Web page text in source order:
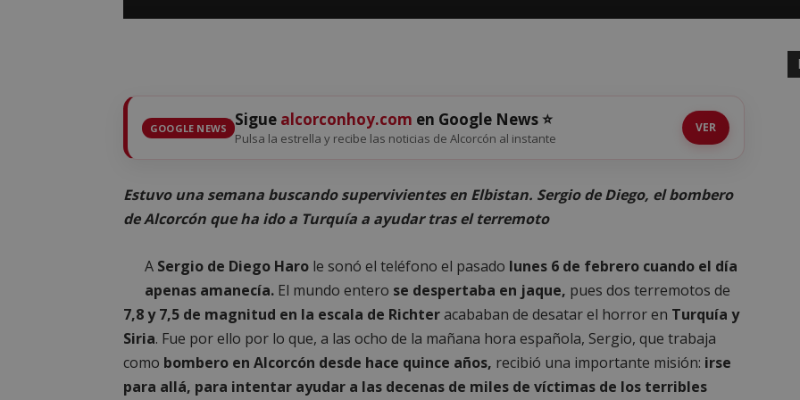
GOOGLE NEWS Sigue alcorconhoy.com en Google News ⭐
Pulsa la estrella y recibe las noticias de Alcorcón al instante
VER
Estuvo una semana buscando supervivientes en Elbistan. Sergio de Diego, el bombero
de Alcorcón que ha ido a Turquía a ayudar tras el terremoto
A Sergio de Diego Haro le sonó el teléfono el pasado lunes 6 de febrero cuando el día
apenas amanecía. El mundo entero se despertaba en jaque, pues dos terremotos de
7,8 y 7,5 de magnitud en la escala de Richteracababan de desatar el horror en Turquía y
Siria. Fue por ello por lo que, a las ocho de la mañana hora española, Sergio, que trabaja
como bombero en Alcorcón desde hace quince años, recibió una importante misión: irse
para allá, para intentar ayudar a las decenas de miles de víctimas de los terribles